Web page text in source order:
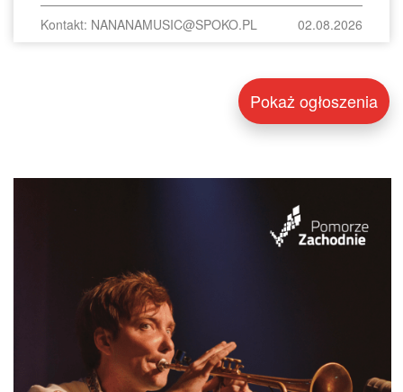
Kontakt: NANANAMUSIC@SPOKO.PL 02.08.2026
Pokaż ogłoszenia